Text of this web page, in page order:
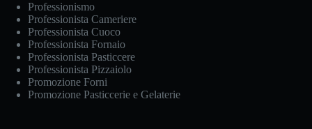
Professionismo
Professionista Cameriere
Professionista Cuoco
Professionista Fornaio
Professionista Pasticcere
Professionista Pizzaiolo
Promozione Forni
Promozione Pasticcerie e Gelaterie